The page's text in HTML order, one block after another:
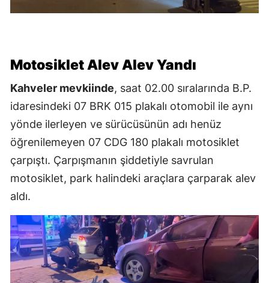
Motosiklet Alev Alev Yandı
Kahveler mevkiinde, saat 02.00 sıralarında B.P.
idaresindeki 07 BRK 015 plakalı otomobil ile aynı
yönde ilerleyen ve sürücüsünün adı henüz
öğrenilemeyen 07 CDG 180 plakalı motosiklet
çarpıştı. Çarpışmanın şiddetiyle savrulan
motosiklet, park halindeki araçlara çarparak alev
aldı.